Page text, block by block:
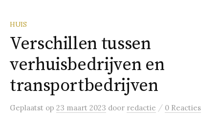
HUIS
Verschillen tussen
verhuisbedrijven en
transportbedrijven
Geplaatst op 23 maart 2023 door redactie / 0 Reacties